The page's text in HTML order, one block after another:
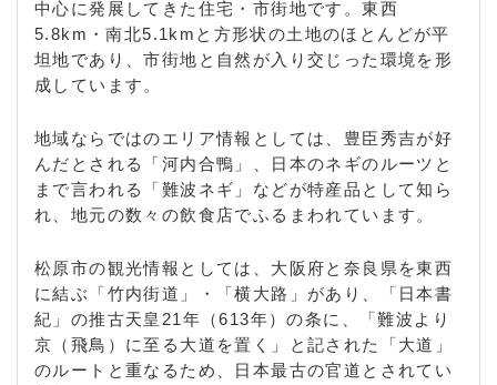
中心に発展してきた住宅・市街地です。東西
5.8km・南北5.1kmと方形状の土地のほとんどが平
坦地であり、市街地と自然が入り交じった環境を形
成しています。
地域ならではのエリア情報としては、豊臣秀吉が好
んだとされる「河内合鴨」、日本のネギのルーツと
まで言われる「難波ネギ」などが特産品として知ら
れ、地元の数々の飲食店でふるまわれています。
松原市の観光情報としては、大阪府と奈良県を東西
に結ぶ「竹内街道」・「横大路」があり、「日本書
紀」の推古天皇21年（613年）の条に、「難波より
京（飛鳥）に至る大道を置く」と記された「大道」
のルートと重なるため、日本最古の官道とされてい